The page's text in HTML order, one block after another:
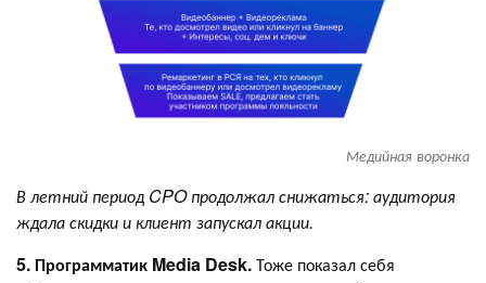
Медийная воронка
В летний период CPO продолжал снижаться: аудитория
ждала скидки и клиент запускал акции.
5. Программатик Media Desk.Тоже показал себя